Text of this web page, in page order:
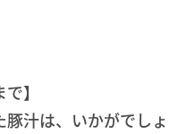
】
汁は、いかがでしょ